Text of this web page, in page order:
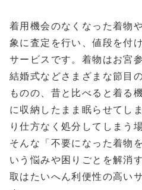
着用機会のなくなった着物
象に査定を行い、値段を付
サービスです。着物はお宮
結婚式などさまざまな節目
ものの、昔と比べると着る
に収納したまま眠らせてし
り仕方なく処分してしまう
そんな「不要になった着物
いう悩みや困りごとを解消
取はたいへん利便性の高い